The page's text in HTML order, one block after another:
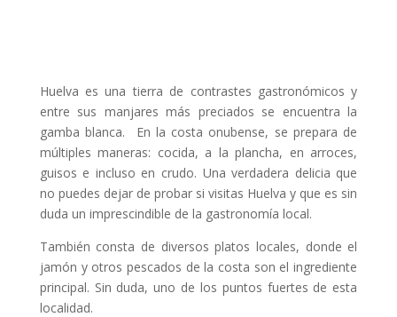
Huelva es una tierra de contrastes gastronómicos y
entre sus manjares más preciados se encuentra la
gamba blanca. En la costa onubense, se prepara de
múltiples maneras: cocida, a la plancha, en arroces,
guisos e incluso en crudo. Una verdadera delicia que
no puedes dejar de probar si visitas Huelva y que es sin
duda un imprescindible de la gastronomía local.
También consta de diversos platos locales, donde el
jamón y otros pescados de la costa son el ingrediente
principal. Sin duda, uno de los puntos fuertes de esta
localidad.